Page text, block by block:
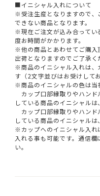
■イニシャル入れについて
※受注生産となりますので、
できない商品となります。
※現在ご注文が込み合ってい
度お時間がかかります。
※他の商品とあわせてご購入
出荷となりますのでご了承く
※商品のイニシャル入れは、
す（2文字並びはお受けして
※商品のイニシャルの色は当
カップ口部縁取りやハンド
している商品のイニシャルは
カップ口部縁取りやハンド
している商品のイニシャルは
※カップへのイニシャル入れ
入れる事も可能です。通信
い。